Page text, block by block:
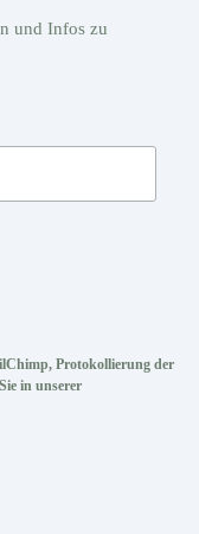
und Infos zu
Protokollierung der
in unserer